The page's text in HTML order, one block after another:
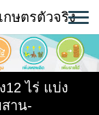
ษตรตัวจริง
12 ไร่ แบ่ง
าน-